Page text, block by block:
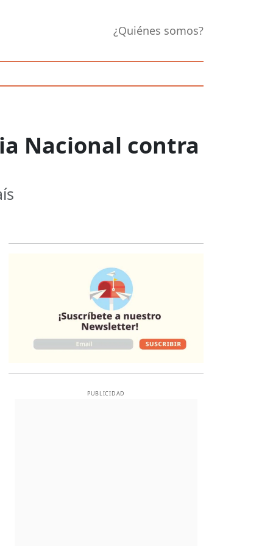
¿Quiénes somos?
Nacional contra
PUBLICIDAD